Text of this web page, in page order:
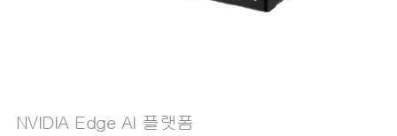
NVIDIA Edge AI 플랫폼